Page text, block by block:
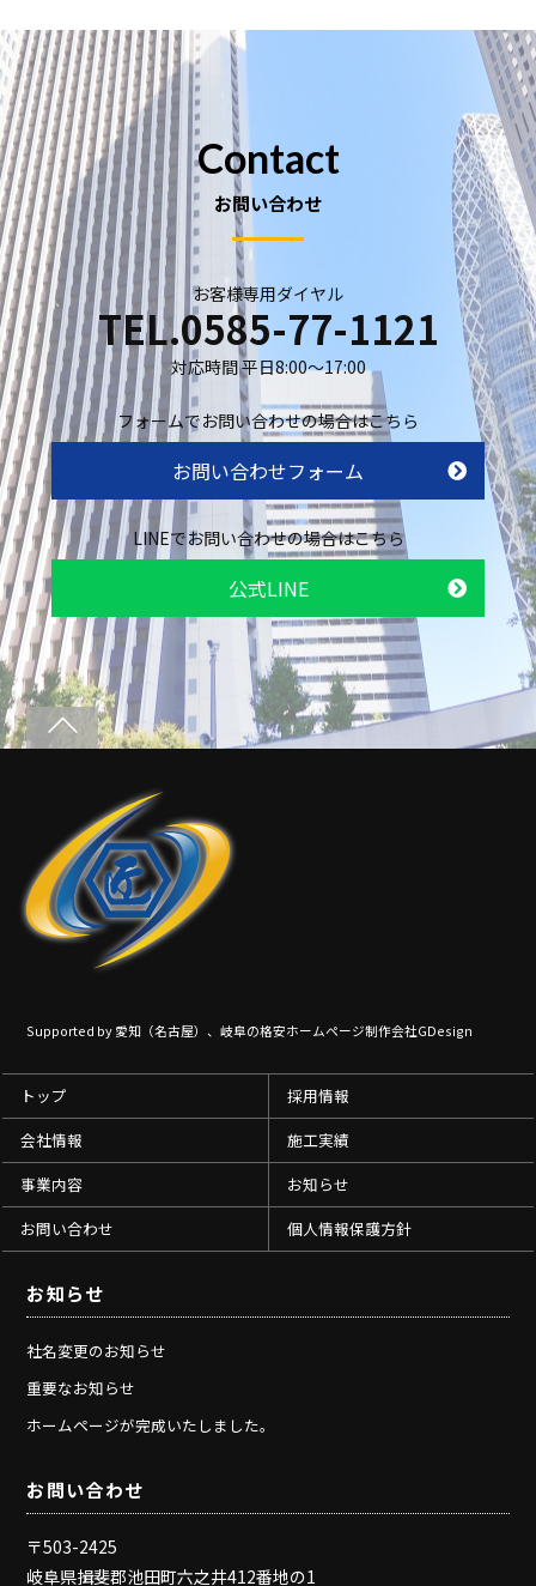
Contact
お問い合わせ
お客様専用ダイヤル
TEL.0585-77-1121
対応時間 平日8:00〜17:00
フォームでお問い合わせの場合はこちら
お問い合わせフォーム
LINEでお問い合わせの場合はこちら
公式LINE
Supported by 愛知（名古屋）、岐阜の格安ホームページ制作会社GDesign
トップ
採用情報
会社情報
施工実績
事業内容
お知らせ
お問い合わせ
個人情報保護方針
お知らせ
社名変更のお知らせ
重要なお知らせ
ホームページが完成いたしました。
お問い合わせ
〒503-2425
岐阜県揖斐郡池田町六之井412番地の1